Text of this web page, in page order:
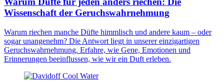
Wissenschaft der Geruchswahrnehmung
Warum riechen manche Düfte himmlisch und andere kaum – oder
sogar unangenehm? Die Antwort liegt in unserer einzigartigen
Geruchswahrnehmung. Erfahre, wie Gene, Emotionen und
Erinnerungen beeinflussen, wie wir ein Duft erleben.